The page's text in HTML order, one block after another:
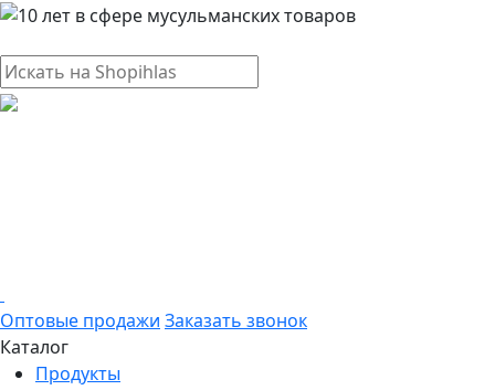
Оптовые продажи Заказать звонок
Каталог
Продукты